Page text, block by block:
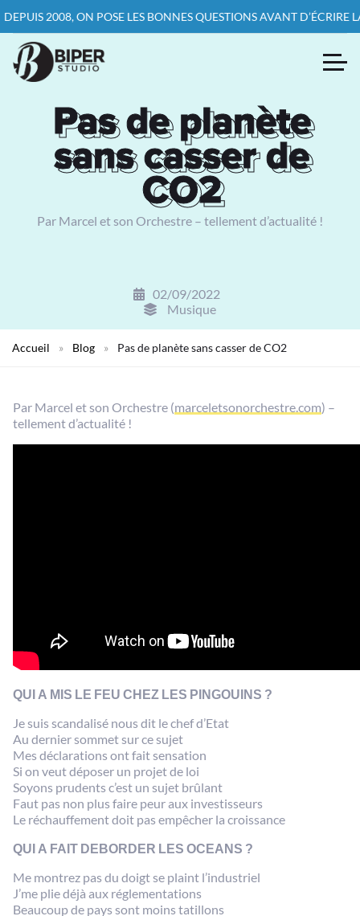
2008, ON POSE LES BONNES QUESTIONS AVANT D’ÉCRIRE LA
Pas de planète
sans casser de
CO2
Pas de planète
sans casser de
CO2
Par Marcel et son Orchestre – tellement d’actualité !
02/09/2022
Musique
Accueil » Blog » Pas de planète sans casser de CO2
Par Marcel et son Orchestre (marceletsonorchestre.com) –
tellement d’actualité !
QUI A MIS LE FEU CHEZ LES PINGOUINS ?
Je suis scandalisé nous dit le chef d’Etat
Au dernier sommet sur ce sujet
Mes déclarations ont fait sensation
Si on veut déposer un projet de loi
Soyons prudents c’est un sujet brûlant
Faut pas non plus faire peur aux investisseurs
Le réchauffement doit pas empêcher la croissance
QUI A FAIT DEBORDER LES OCEANS ?
Me montrez pas du doigt se plaint l’industriel
J’me plie déjà aux réglementations
Beaucoup de pays sont moins tatillons